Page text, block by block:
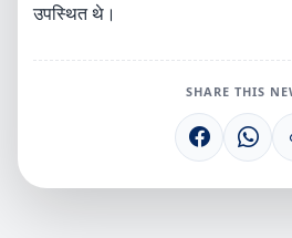
उपस्थित थे।
SHARE THIS